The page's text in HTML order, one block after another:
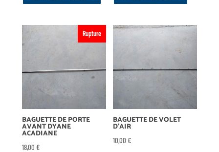
Rupture
BAGUETTE DE PORTE
AVANT DYANE
ACADIANE
18,00 €
BAGUETTE DE VOLET
D’AIR
10,00€